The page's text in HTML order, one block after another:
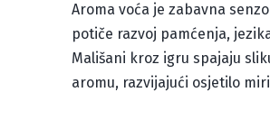
Aroma voća je zabavna
potiče razvoj pamćenja,
Mališani kroz igru spajaju
aromu, razvijajući osjetilo